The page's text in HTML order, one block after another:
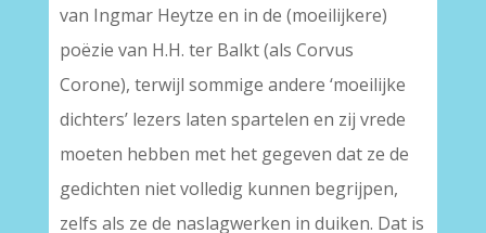
van Ingmar Heytze en in de (moeilijkere)
poëzie van H.H. ter Balkt (als Corvus
Corone), terwijl sommige andere ‘moeilijke
dichters’ lezers laten spartelen en zij vrede
moeten hebben met het gegeven dat ze de
gedichten niet volledig kunnen begrijpen,
zelfs als ze de naslagwerken in duiken. Dat is